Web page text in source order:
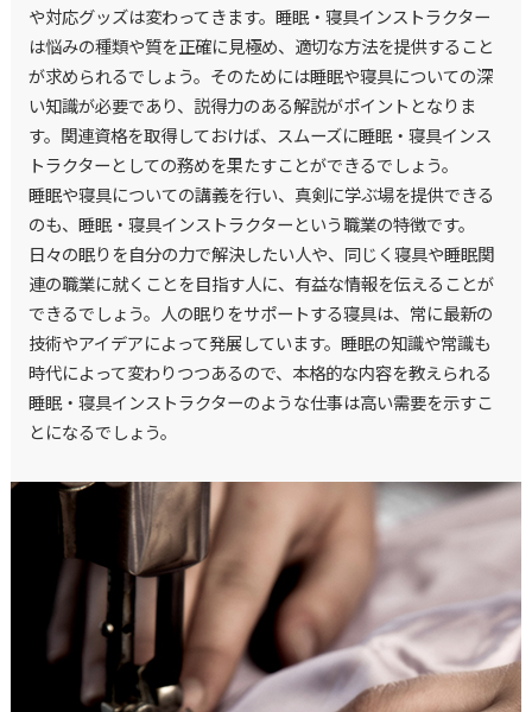
や対応グッズは変わってきます。睡眠・寝具インストラクター
は悩みの種類や質を正確に見極め、適切な方法を提供すること
が求められるでしょう。そのためには睡眠や寝具についての深
い知識が必要であり、説得力のある解説がポイントとなりま
す。関連資格を取得しておけば、スムーズに睡眠・寝具インス
トラクターとしての務めを果たすことができるでしょう。
睡眠や寝具についての講義を行い、真剣に学ぶ場を提供できる
のも、睡眠・寝具インストラクターという職業の特徴です。
日々の眠りを自分の力で解決したい人や、同じく寝具や睡眠関
連の職業に就くことを目指す人に、有益な情報を伝えることが
できるでしょう。人の眠りをサポートする寝具は、常に最新の
技術やアイデアによって発展しています。睡眠の知識や常識も
時代によって変わりつつあるので、本格的な内容を教えられる
睡眠・寝具インストラクターのような仕事は高い需要を示すこ
とになるでしょう。